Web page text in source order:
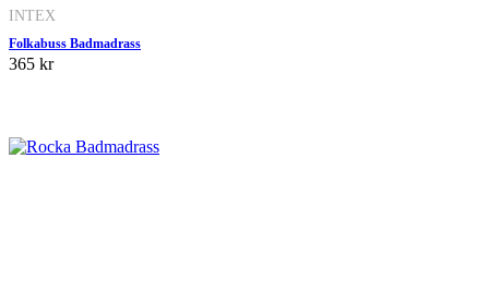
INTEX
Folkabuss Badmadrass
365 kr